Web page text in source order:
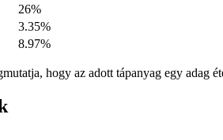
26%
3.35%
8.97%
hogy az adott tápanyag egy adag